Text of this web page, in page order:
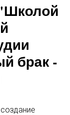
брак -